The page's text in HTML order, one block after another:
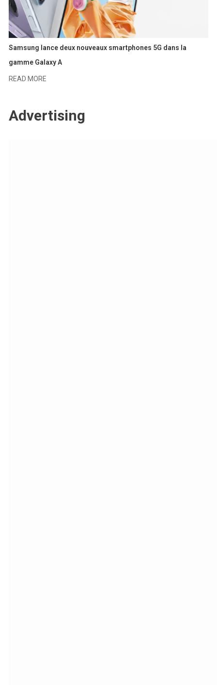
Samsung lance deux nouveaux smartphones 5G dans la
gamme Galaxy A
READ MORE
Advertising